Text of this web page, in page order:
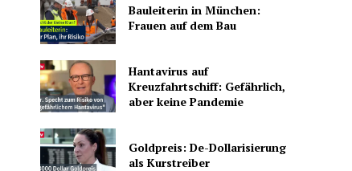
Bauleiterin in München:
Frauen auf dem Bau
Hantavirus auf
Kreuzfahrtschiff: Gefährlich,
aber keine Pandemie
Goldpreis: De-Dollarisierung
als Kurstreiber